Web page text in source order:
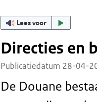
Lees voor
Directies en
Publicatiedatum 28-04-
De Douane